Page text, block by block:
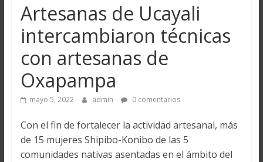
Artesanas de Ucayali
intercambiaron técnicas
con artesanas de
Oxapampa
mayo 5, 2022 admin 0 comentarios
Con el fin de fortalecer la actividad artesanal, más
de 15 mujeres Shipibo-Konibo de las 5
comunidades nativas asentadas en el ámbito del